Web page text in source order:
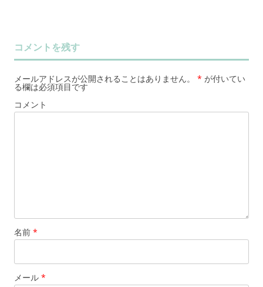
コメントを残す
メールアドレスが公開されることはありません。 * が付いてい
る欄は必須項目です
コメント
名前 *
メール *